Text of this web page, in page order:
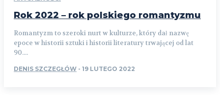
Rok 2022 – rok polskiego romantyzmu
Romantyzm to szeroki nurt w kulturze, który dał nazwę
epoce w historii sztuki i historii literatury trwającej od lat
90....
DENIS SZCZEGŁÓW - 19 LUTEGO 2022